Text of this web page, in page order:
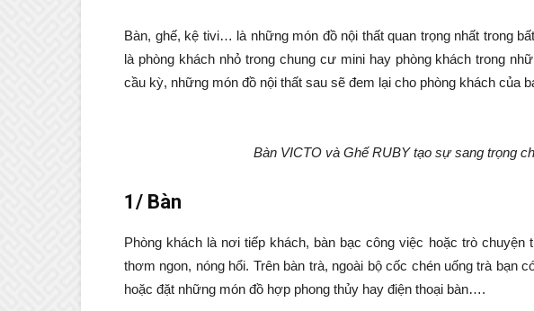
Bàn, ghế, kệ tivi… là những món đồ nội thất quan trọng nhất trong
là phòng khách nhỏ trong chung cư mini hay phòng khách trong
cầu kỳ, những món đồ nội thất sau sẽ đem lại cho phòng khách của
Bàn VICTO và Ghế RUBY tạo sự sang trọng
1/ Bàn
Phòng khách là nơi tiếp khách, bàn bạc công việc hoặc trò
thơm ngon, nóng hổi. Trên bàn trà, ngoài bộ cốc chén uống trà bạn
hoặc đặt những món đồ hợp phong thủy hay điện thoại bàn….